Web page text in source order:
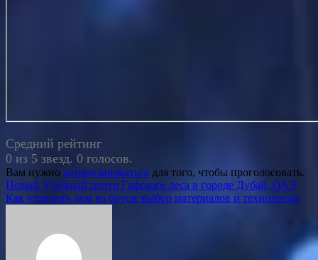
Средний рейтинг
0 из 5 звезд. 0 голосов.
Вам нужно авторизироваться для того, чтобы проголосовать.
Навигация
по
Новый Учебный центр Гафского леса в городе Дубай, ОАЭ
Как утеплить дом из бруса: выбор материалов и технологии